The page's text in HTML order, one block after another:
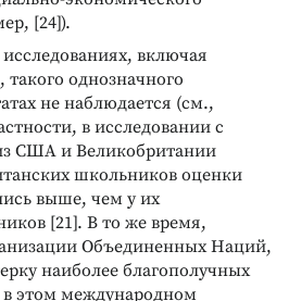
[24]).
включая
однозначного
не наблюдается (см.,
в исследовании с
США и Великобритании
школьников оценки
выше, чем у их
[21]. В то же время,
Объединенных Наций,
наиболее благополучных
в этом международном